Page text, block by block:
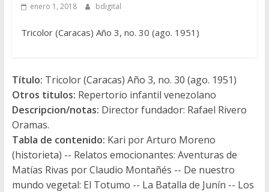
enero 1, 2018 bdigital
Tricolor (Caracas) Año 3, no. 30 (ago. 1951)
Título: Tricolor (Caracas) Año 3, no. 30 (ago. 1951)
Otros titulos: Repertorio infantil venezolano
Descripcion/notas: Director fundador: Rafael Rivero
Oramas.
Tabla de contenido: Kari por Arturo Moreno
(historieta) -- Relatos emocionantes: Aventuras de
Matías Rivas por Claudio Montañés -- De nuestro
mundo vegetal: El Totumo -- La Batalla de Junín -- Los